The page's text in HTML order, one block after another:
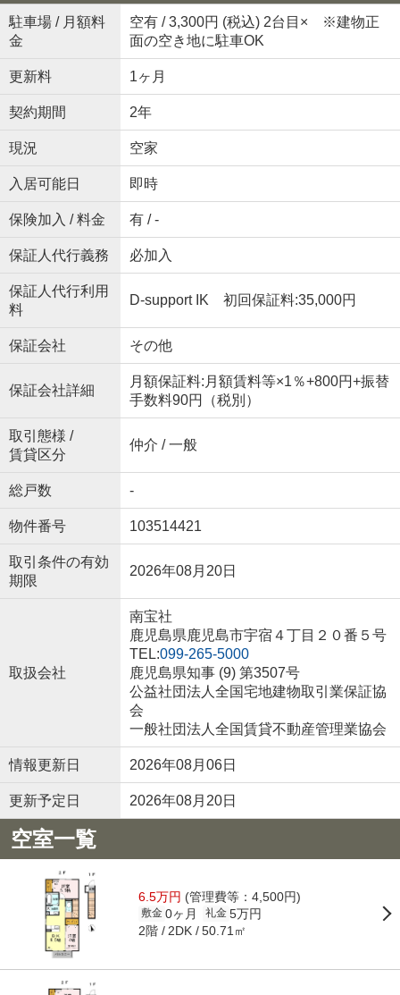
駐車場 / 月額料
金
空有 / 3,300円 (税込) 2台目× ※建物正
面の空き地に駐車OK
更新料 1ヶ月
契約期間 2年
現況 空家
入居可能日 即時
保険加入 / 料金 有 / -
保証人代行義務 必加入
保証人代行利用
料
D-support IK 初回保証料:35,000円
保証会社 その他
保証会社詳細
月額保証料:月額賃料等×1％+800円+振替
手数料90円（税別）
取引態様 /
賃貸区分
仲介 / 一般
総戸数 -
物件番号 103514421
取引条件の有効
期限
2026年08月20日
取扱会社
南宝社
鹿児島県鹿児島市宇宿４丁目２０番５号
TEL:099-265-5000
鹿児島県知事 (9) 第3507号
公益社団法人全国宅地建物取引業保証協
会
一般社団法人全国賃貸不動産管理業協会
情報更新日 2026年08月06日
更新予定日 2026年08月20日
空室一覧
6.5万円 (管理費等：4,500円)
敷金 0ヶ月 礼金 5万円
2階 2DK 50.71㎡